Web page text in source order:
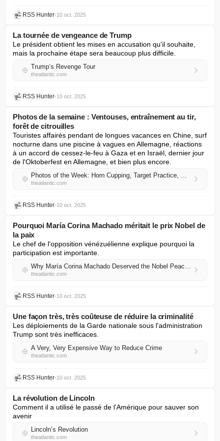
RSS Hunter•10 oct. 2025
La tournée de vengeance de Trump
Le président obtient les mises en accusation qu'il souhaite,
mais la prochaine étape sera beaucoup plus difficile.
Trump’s Revenge Tour
theatlantic.com
RSS Hunter•10 oct. 2025
Photos de la semaine : Ventouses, entraînement au tir,
forêt de citrouilles
Touristes affairés pendant de longues vacances en Chine, surf
nocturne dans une piscine à vagues en Allemagne, réactions
à un accord de cessez-le-feu à Gaza et en Israël, dernier jour
de l'Oktoberfest en Allemagne, et bien plus encore.
Photos of the Week: Horn Cupping, Target Practice, Pumpkin Forest
theatlantic.com
RSS Hunter•10 oct. 2025
Pourquoi María Corina Machado méritait le prix Nobel de
la paix
Le chef de l'opposition vénézuélienne explique pourquoi la
participation est importante.
Why María Corina Machado Deserved the Nobel Peace Prize
theatlantic.com
RSS Hunter•10 oct. 2025
Une façon très, très coûteuse de réduire la criminalité
Les déploiements de la Garde nationale sous l'administration
Trump sont très inefficaces.
A Very, Very Expensive Way to Reduce Crime
theatlantic.com
RSS Hunter•10 oct. 2025
La révolution de Lincoln
Comment il a utilisé le passé de l'Amérique pour sauver son
avenir
Lincoln’s Revolution
theatlantic.com